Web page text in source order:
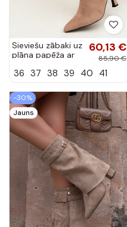
Sieviešu zābaki uz
plāna papēža ar
smilšu krāsā
60,13 €
85,90 €
36 37 38 39 40 41
-30%
Jauns